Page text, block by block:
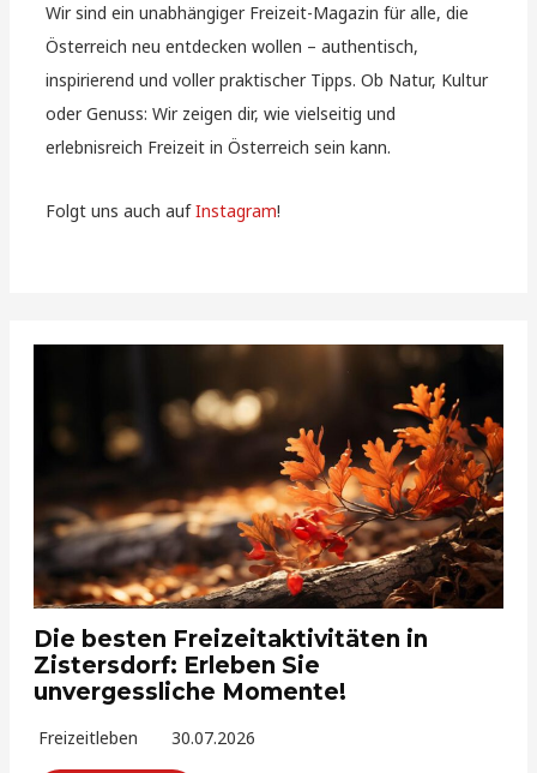
Wir sind ein unabhängiger Freizeit-Magazin für alle, die
Österreich neu entdecken wollen – authentisch,
inspirierend und voller praktischer Tipps. Ob Natur, Kultur
oder Genuss: Wir zeigen dir, wie vielseitig und
erlebnisreich Freizeit in Österreich sein kann.
Folgt uns auch aufInstagram!
Die besten Freizeitaktivitäten in
Zistersdorf: Erleben Sie
unvergessliche Momente!
Freizeitleben 30.07.2026